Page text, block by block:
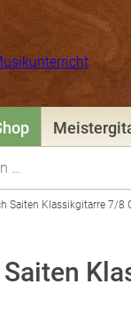
Saiten Klassikgitarre 7/8